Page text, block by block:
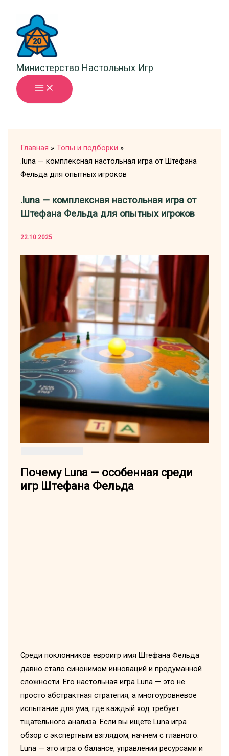
содержимому
Министерство Настольных Игр
Главная
Топы и подборки
.luna — комплексная настольная игра от Штефана
Фельда для опытных игроков
.luna — комплексная настольная игра от
Штефана Фельда для опытных игроков
22.10.2025
Почему Luna — особенная среди
игр Штефана Фельда
Среди поклонников евроигр имя Штефана Фельда
давно стало синонимом инноваций и продуманной
сложности. Его настольная игра Luna — это не
просто абстрактная стратегия, а многоуровневое
испытание для ума, где каждый ход требует
тщательного анализа. Если вы ищете Luna игра
обзор с экспертным взглядом, начнем с главного:
Luna — это игра о балансе, управлении ресурсами и